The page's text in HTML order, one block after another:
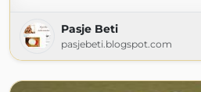
Pasje Beti
pasjebeti.blogspot.com